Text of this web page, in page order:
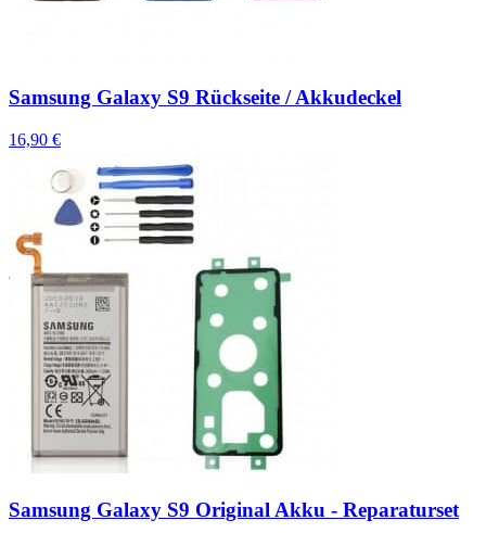
Samsung Galaxy S9 Rückseite / Akkudeckel
16,90 €
Samsung Galaxy S9 Original Akku - Reparaturset